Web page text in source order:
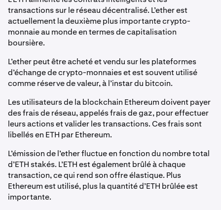
transactions sur le réseau décentralisé. L’ether est
actuellement la deuxième plus importante crypto-
monnaie au monde en termes de capitalisation
boursière.
L’ether peut être acheté et vendu sur les plateformes
d’échange de crypto-monnaies et est souvent utilisé
comme réserve de valeur, à l’instar du bitcoin.
Les utilisateurs de la blockchain Ethereum doivent payer
des frais de réseau, appelés frais de gaz, pour effectuer
leurs actions et valider les transactions. Ces frais sont
libellés en ETH par Ethereum.
L’émission de l’ether fluctue en fonction du nombre total
d’ETH stakés. L’ETH est également brûlé à chaque
transaction, ce qui rend son offre élastique. Plus
Ethereum est utilisé, plus la quantité d’ETH brûlée est
importante.